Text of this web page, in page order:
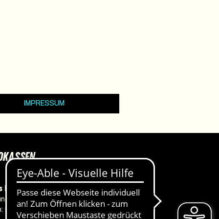
IMPRESSUM
Haus, Ateliertheater
Straße 134/135
0381 381-4702